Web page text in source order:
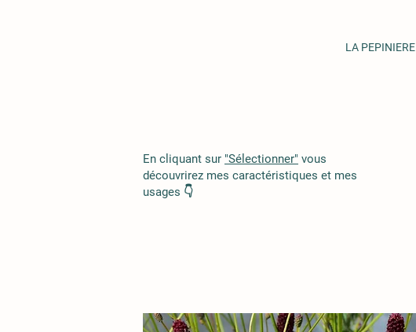
LA PEPINIERE
En cliquant sur "Sélectionner" vous
découvrirez mes caractéristiques et mes
usages 👇